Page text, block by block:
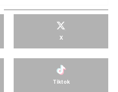
X
Tiktok